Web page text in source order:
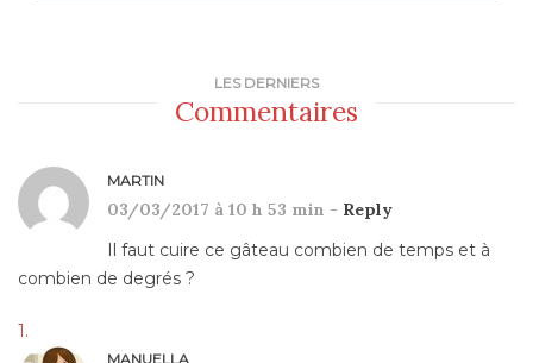
LES DERNIERS
Commentaires
MARTIN
03/03/2017 à 10 h 53 min - Reply
Il faut cuire ce gâteau combien de temps et à
combien de degrés ?
MANUELLA